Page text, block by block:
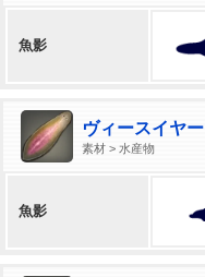
魚影
ヴィースイヤー
素材 > 水産物
魚影